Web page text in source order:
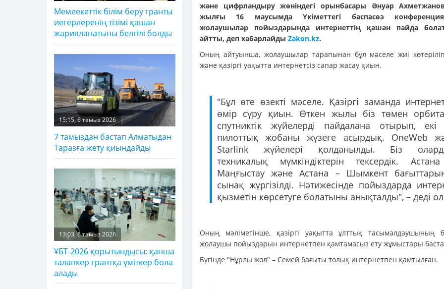
және цифрландыру жөніндегі орынбасары Әнуар
жылғы 16 маусымда Үкіметтегі баспасөз
жолаушылар пойыздарында интернеттің қашан пайда
айтты, деп хабарлайды Zakon.kz.
Оның айтуынша, жолаушылар тарапынан бұл мәселе жиі
және қазіргі уақытта интернетсіз сапар жасау қиын.
"Бұл өте өзекті мәселе. Қазіргі заманда
өмір сүру қиын. Өткен жылы біз төмен
спутниктік жүйелерді пайдалана отырып, екі
пилоттық жобаны жүзеге асырдық. OneWeb
Starlink жүйелері қолданылды. Біз
техникалық мүмкіндіктерін тексердік.
Маңғыстау және Астана – Шымкент
сынақ жүргізілді. Нәтижесінде пойыздарда
қызметін көрсетуге болатыны анықталды", – деді
Оның мәліметінше, қазіргі уақытта ұлттық тасымалдаушының
жолаушы пойыздарын интернетпен қамтамасыз ету жұмыстары
Бүгінде "Нұрлы жол" – Семей бағыты толық интернетпен қамтылған.
Мемлекеттік білім беру гранты
иегерлеренің тізімі қашан
жарияланатыны белгілі болды
15:15, 6 тамыз 2026
7 тамыздан бастап Алматыдан
Таразға жету қиындайды
13:03, 6 тамыз 2026
ҰБТ-2026 қорытындысы: қанша
талапкер грантқа үміткер бола
алады